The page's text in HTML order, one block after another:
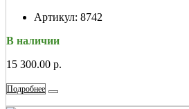
Артикул: 8742
В наличии
15 300.00 р.
Подробнее